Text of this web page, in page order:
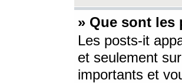
» Que sont les
Les posts-it
et seulement
importants et